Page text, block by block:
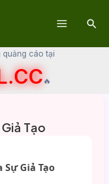
quảng cáo tại
🔥
Tạo
Sự Giả Tạo